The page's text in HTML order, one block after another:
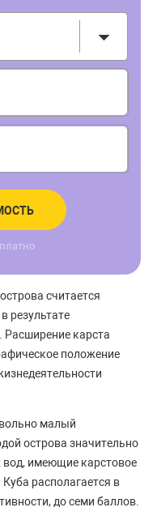
считается
результате
карста
положение
малый
острова значительно
вод, имеющие карстовое
располагается в
до семи баллов.